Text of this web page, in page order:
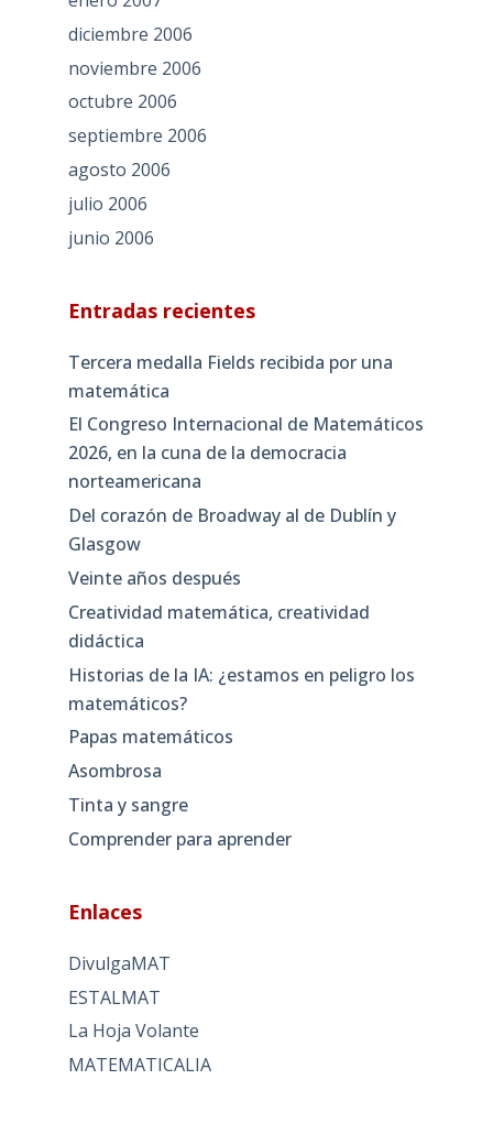
diciembre 2006
noviembre 2006
octubre 2006
septiembre 2006
agosto 2006
julio 2006
junio 2006
Entradas recientes
Tercera medalla Fields recibida por una
matemática
El Congreso Internacional de Matemáticos
2026, en la cuna de la democracia
norteamericana
Del corazón de Broadway al de Dublín y
Glasgow
Veinte años después
Creatividad matemática, creatividad
didáctica
Historias de la IA: ¿estamos en peligro los
matemáticos?
Papas matemáticos
Asombrosa
Tinta y sangre
Comprender para aprender
Enlaces
DivulgaMAT
ESTALMAT
La Hoja Volante
MATEMATICALIA